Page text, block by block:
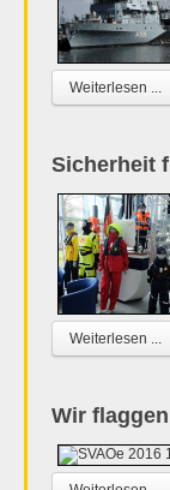
Weiterlesen ...
Sicherheit
Weiterlesen ...
Wir